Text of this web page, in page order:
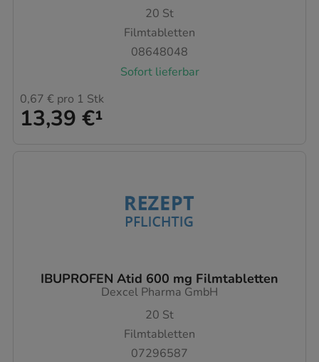
20 St
Filmtabletten
08648048
Sofort lieferbar
13,39 €¹
0,67 € pro 1 Stk
IBUPROFEN Atid 600 mg Filmtabletten
Dexcel Pharma GmbH
20 St
Filmtabletten
07296587